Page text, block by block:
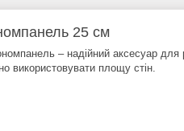
25 см
– надійний аксесуар
використовувати площу стін.